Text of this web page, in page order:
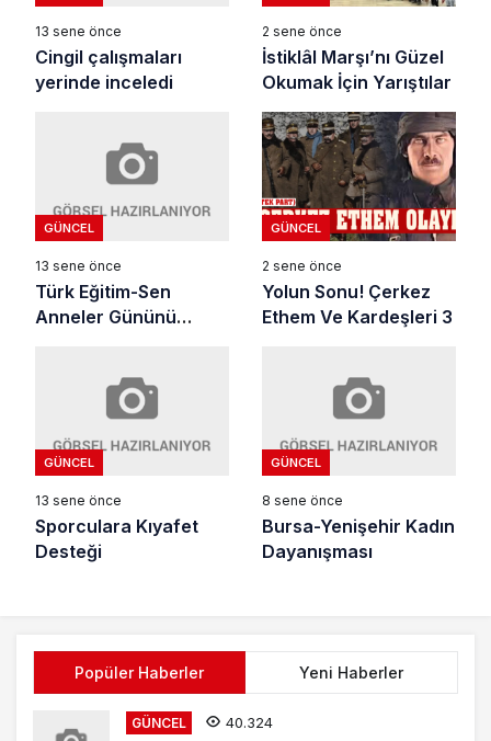
13 sene önce
Cingil çalışmaları
yerinde inceledi
2 sene önce
İstiklâl Marşı’nı Güzel
Okumak İçin Yarıştılar
GÜNCEL
13 sene önce
Türk Eğitim-Sen
Anneler Gününü
GÜNCEL
2 sene önce
Yolun Sonu! Çerkez
Ethem Ve Kardeşleri 3
GÜNCEL
13 sene önce
Sporculara Kıyafet
Desteği
GÜNCEL
8 sene önce
Bursa-Yenişehir Kadın
Dayanışması
Popüler Haberler Yeni Haberler
GÜNCEL 40.324